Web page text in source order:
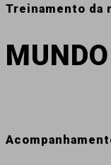
Treinamento da